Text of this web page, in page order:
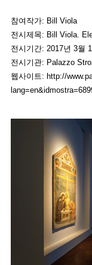
참여작가: Bill Viola
전시제목: Bill Viola.
전시기간: 2017년 3월
전시기관: Palazzo
웹사이트: http://